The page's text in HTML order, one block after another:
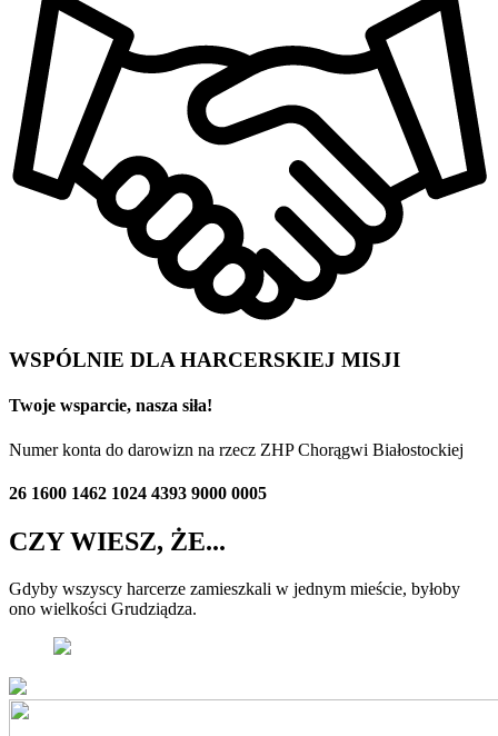
WSPÓLNIE DLA HARCERSKIEJ MISJI
Twoje wsparcie, nasza siła!
Numer konta do darowizn na rzecz ZHP Chorągwi Białostockiej
26 1600 1462 1024 4393 9000 0005
CZY WIESZ, ŻE...
Gdyby wszyscy harcerze zamieszkali w jednym mieście, byłoby
ono wielkości Grudziądza.